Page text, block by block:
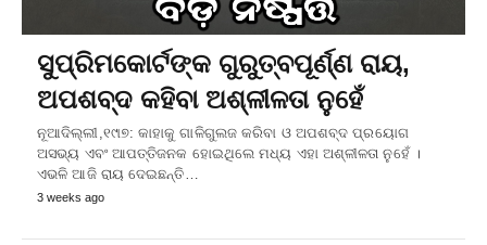
ସୁପ୍ରିମକୋର୍ଟଙ୍କ ଗୁରୁତ୍ବପୂର୍ଣ୍ଣ ରାୟ,
ଅପଶବ୍ଦ କହିବା ଅଶ୍ଳୀଳତା ନୁହେଁ
ନୂଆଦିଲ୍ଲୀ,୧୯ା୭: କାହାକୁ ଗାଳିଗୁଲଜ କରିବା ଓ ଅପଶବ୍ଦ ପ୍ରୟୋଗ
ଅସଭ୍ୟ ଏବଂ ଆପତ୍ତିଜନକ ହୋଇଥିଲେ ମଧ୍ୟ ଏହା ଅଶ୍ଳୀଳତା ନୁହେଁ ।
ଏଭଳି ଆଜି ରାୟ ଦେଇଛନ୍ତି…
3 weeks ago